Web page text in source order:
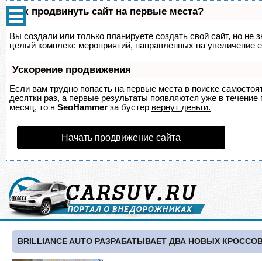
Как продвинуть сайт на первые места?
Вы создали или только планируете создать свой сайт, но не
целый комплекс мероприятий, направленных на увеличение
Ускорение продвижения
Если вам трудно попасть на первые места в поиске
десятки раз, а первые результаты появляются уже в
месяц, то в SeoHammer за бустер вернут деньги.
Начать продвижение сайта
BRILLIANCE AUTO РАЗРАБАТЫВАЕТ ДВА НОВЫХ